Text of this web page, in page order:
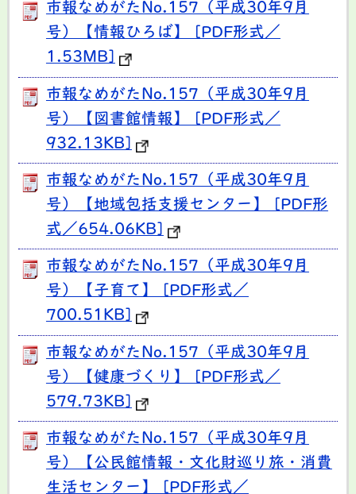
市報なめがたNo.157（平成30年9月
号）【情報ひろば】 [PDF形式／
1.53MB]
市報なめがたNo.157（平成30年9月
号）【図書館情報】 [PDF形式／
932.13KB]
市報なめがたNo.157（平成30年9月
号）【地域包括支援センター】 [PDF形
式／654.06KB]
市報なめがたNo.157（平成30年9月
号）【子育て】 [PDF形式／
700.51KB]
市報なめがたNo.157（平成30年9月
号）【健康づくり】 [PDF形式／
579.73KB]
市報なめがたNo.157（平成30年9月
号）【公民館情報・文化財巡り旅・消費
生活センター】 [PDF形式／